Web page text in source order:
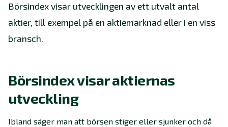
Börsindex visar utvecklingen av ett utvalt antal
aktier, till exempel på en aktiemarknad eller i en viss
bransch.
Börsindex visar aktiernas
utveckling
Ibland säger man att börsen stiger eller sjunker och då